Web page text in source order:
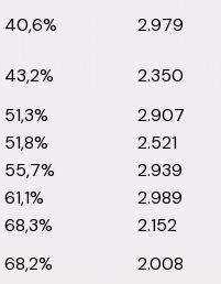
40,6%
2.979
43,2%
2.350
51,3%
2.907
51,8%
2.521
55,7%
2.939
61,1%
2.989
68,3%
2.152
68,2%
2.008